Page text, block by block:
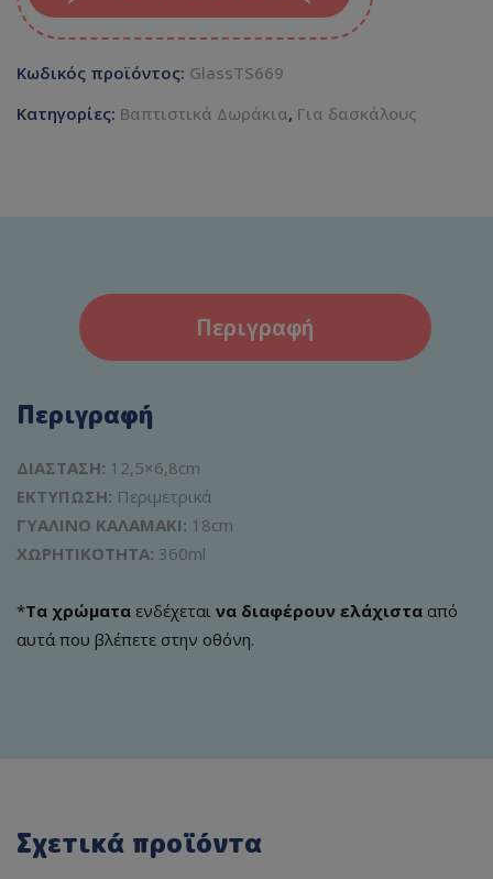
Κωδικός προϊόντος: GlassTS669
Κατηγορίες: Βαπτιστικά Δωράκια, Για δασκάλους
Περιγραφή
Περιγραφή
ΔΙΑΣΤΑΣH: 12,5×6,8cm
ΕΚΤΥΠΩΣΗ: Περιμετρικά
ΓΥΑΛΙΝΟ ΚΑΛΑΜΑΚΙ: 18cm
ΧΩΡΗΤΙΚΟΤΗΤΑ: 360ml
*Τα χρώματα ενδέχεται να διαφέρουν ελάχιστα από
αυτά που βλέπετε στην οθόνη.
Σχετικά προϊόντα